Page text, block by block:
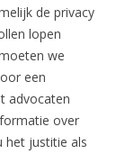
de privacy
lopen
we
een
advocaten
over
het justitie als